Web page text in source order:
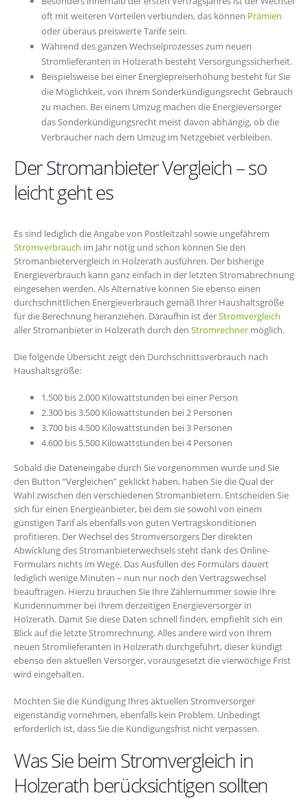
oft mit weiteren Vorteilen verbunden, das können Prämien
oder überaus preiswerte Tarife sein.
Während des ganzen Wechselprozesses zum neuen
Stromlieferanten in Holzerath besteht Versorgungssicherheit.
Beispielsweise bei einer Energiepreiserhöhung besteht für Sie
die Möglichkeit, von Ihrem Sonderkündigungsrecht Gebrauch
zu machen. Bei einem Umzug machen die Energieversorger
das Sonderkündigungsrecht meist davon abhängig, ob die
Verbraucher nach dem Umzug im Netzgebiet verbleiben.
Der Stromanbieter Vergleich – so
leicht geht es
Es sind lediglich die Angabe von Postleitzahl sowie ungefährem
Stromverbrauch im Jahr nötig und schon können Sie den
Stromanbietervergleich in Holzerath ausführen. Der bisherige
Energieverbrauch kann ganz einfach in der letzten Stromabrechnung
eingesehen werden. Als Alternative können Sie ebenso einen
durchschnittlichen Energieverbrauch gemäß Ihrer Haushaltsgröße
für die Berechnung heranziehen. Daraufhin ist derStromvergleich
aller Stromanbieter in Holzerath durch den Stromrechner möglich.
Die folgende Übersicht zeigt den Durchschnittsverbrauch nach
Haushaltsgröße:
1.500 bis 2.000 Kilowattstunden bei einer Person
2.300 bis 3.500 Kilowattstunden bei 2 Personen
3.700 bis 4.500 Kilowattstunden bei 3 Personen
4.600 bis 5.500 Kilowattstunden bei 4 Personen
Sobald die Dateneingabe durch Sie vorgenommen wurde und Sie
den Button “Vergleichen” geklickt haben, haben Sie die Qual der
Wahl zwischen den verschiedenen Stromanbietern. Entscheiden Sie
sich für einen Energieanbieter, bei dem sie sowohl von einem
günstigen Tarif als ebenfalls von guten Vertragskonditionen
profitieren. Der Wechsel des Stromversorgers Der direkten
Abwicklung des Stromanbieterwechsels steht dank des Online-
Formulars nichts im Wege. Das Ausfüllen des Formulars dauert
lediglich wenige Minuten – nun nur noch den Vertragswechsel
beauftragen. Hierzu brauchen Sie Ihre Zählernummer sowie Ihre
Kundennummer bei Ihrem derzeitigen Energieversorger in
Holzerath. Damit Sie diese Daten schnell finden, empfiehlt sich ein
Blick auf die letzte Stromrechnung. Alles andere wird von Ihrem
neuen Stromlieferanten in Holzerath durchgeführt, dieser kündigt
ebenso den aktuellen Versorger, vorausgesetzt die vierwöchige Frist
wird eingehalten.
Möchten Sie die Kündigung Ihres aktuellen Stromversorger
eigenständig vornehmen, ebenfalls kein Problem. Unbedingt
erforderlich ist, dass Sie die Kündigungsfrist nicht verpassen.
Was Sie beim Stromvergleich in
Holzerath berücksichtigen sollten